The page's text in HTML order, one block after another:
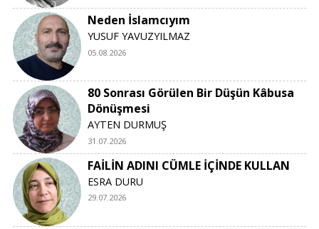
Neden İslamcıyım
YUSUF YAVUZYILMAZ
05.08.2026
80 Sonrası Görülen Bir Düşün Kâbusa
Dönüşmesi
AYTEN DURMUŞ
31.07.2026
FAİLİN ADINI CÜMLE İÇİNDE KULLAN
ESRA DURU
29.07.2026